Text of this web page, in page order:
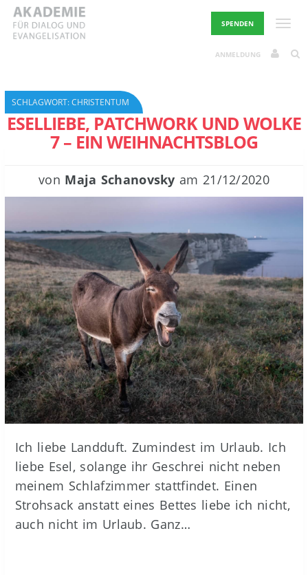
Skip
content
SPENDEN
ANMELDUNG
SCHLAGWORT:CHRISTENTUM
ESELLIEBE, PATCHWORK UND WOLKE
7 – EIN WEIHNACHTSBLOG
von Maja Schanovsky am 21/12/2020
Ich liebe Landduft. Zumindest im Urlaub. Ich
liebe Esel, solange ihr Geschrei nicht neben
meinem Schlafzimmer stattfindet. Einen
Strohsack anstatt eines Bettes liebe ich nicht,
auch nicht im Urlaub. Ganz…